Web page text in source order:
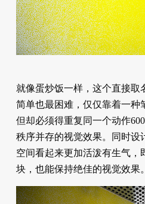
就像蛋炒饭一样，这个直接取
简单也最困难，仅仅靠着一种
但却必须得重复同一个动作
秩序并存的视觉效果。同时设
空间看起来更加活泼有生气，
块，也能保持绝佳的视觉效果。